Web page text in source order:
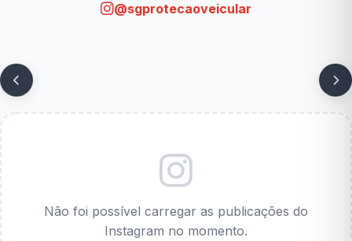
@sgprotecaoveicular
Não foi possível carregar as publicações do
Instagram no momento.